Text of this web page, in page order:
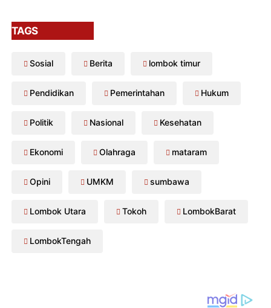
TAGS
Sosial Berita lombok timur
Pendidikan Pemerintahan Hukum
Politik Nasional Kesehatan
Ekonomi Olahraga mataram
Opini UMKM sumbawa
Lombok Utara Tokoh LombokBarat
LombokTengah